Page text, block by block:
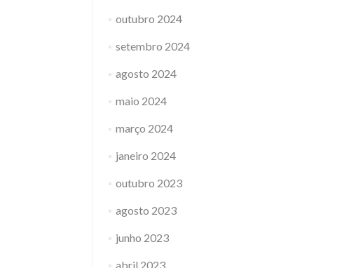
outubro 2024
setembro 2024
agosto 2024
maio 2024
março 2024
janeiro 2024
outubro 2023
agosto 2023
junho 2023
abril 2023